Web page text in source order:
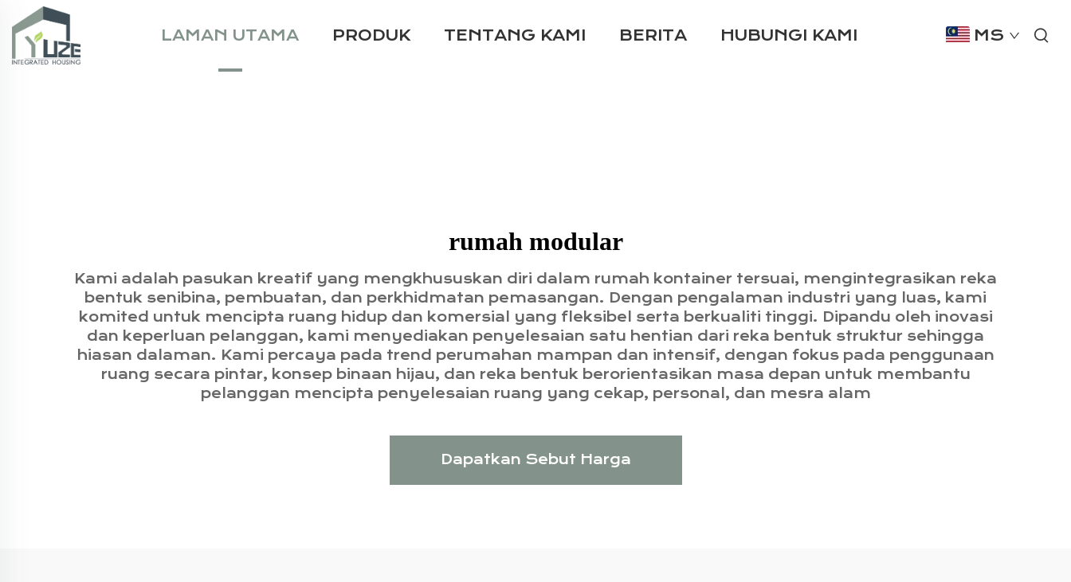
LAMAN UTAMA PRODUK TENTANG KAMI BERITA HUBUNGI KAMI MS
rumah modular
Kami adalah pasukan kreatif yang mengkhususkan diri dalam rumah kontainer tersuai, mengintegrasikan reka
bentuk senibina, pembuatan, dan perkhidmatan pemasangan. Dengan pengalaman industri yang luas, kami
komited untuk mencipta ruang hidup dan komersial yang fleksibel serta berkualiti tinggi. Dipandu oleh inovasi
dan keperluan pelanggan, kami menyediakan penyelesaian satu hentian dari reka bentuk struktur sehingga
hiasan dalaman. Kami percaya pada trend perumahan mampan dan intensif, dengan fokus pada penggunaan
ruang secara pintar, konsep binaan hijau, dan reka bentuk berorientasikan masa depan untuk membantu
pelanggan mencipta penyelesaian ruang yang cekap, personal, dan mesra alam
Dapatkan Sebut Harga